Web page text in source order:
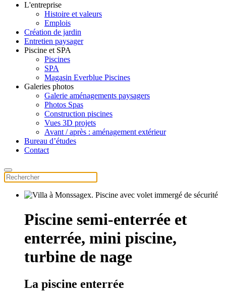
L'entreprise
Histoire et valeurs
Emplois
Création de jardin
Entretien paysager
Piscine et SPA
Piscines
SPA
Magasin Everblue Piscines
Galeries photos
Galerie aménagements paysagers
Photos Spas
Construction piscines
Vues 3D projets
Avant / après : aménagement extérieur
Bureau d’études
Contact
Piscine semi-enterrée et
enterrée, mini piscine,
turbine de nage
La piscine enterrée